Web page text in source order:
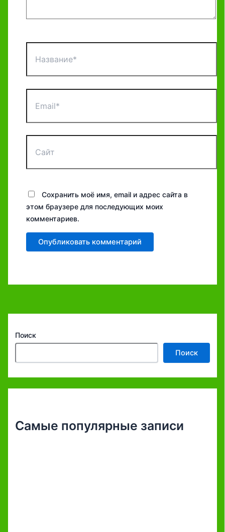
Сохранить моё имя, email и адрес сайта в
этом браузере для последующих моих
комментариев.
Поиск
Поиск
Самые популярные записи